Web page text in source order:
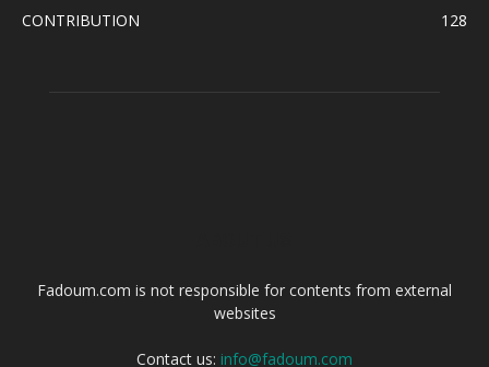
CONTRIBUTION
128
Fadoum.com is not responsible for contents from external
websites
Contact us: info@fadoum.com